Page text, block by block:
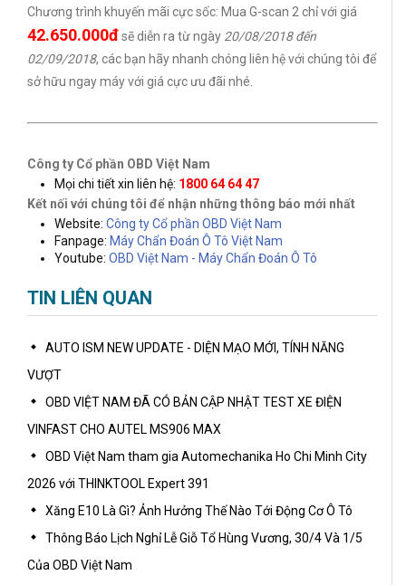
Chương trình khuyến mãi cực sốc: Mua G-scan 2 chỉ với giá
42.650.000đsẽ diễn ra từ ngày 20/08/2018 đến
02/09/2018, các bạn hãy nhanh chóng liên hệ với chúng tôi để
sở hữu ngay máy với giá cực ưu đãi nhé.
Công ty Cổ phần OBD Việt Nam
Mọi chi tiết xin liên hệ: 1800 64 64 47
Kết nối với chúng tôi để nhận những thông báo mới nhất
Website: Công ty Cổ phần OBD Việt Nam
Fanpage: Máy Chẩn Đoán Ô Tô Việt Nam
Youtube: OBD Việt Nam - Máy Chẩn Đoán Ô Tô
TIN LIÊN QUAN
AUTO ISM NEW UPDATE - DIỆN MẠO MỚI, TÍNH NĂNG
VƯỢT
OBD VIỆT NAM ĐÃ CÓ BẢN CẬP NHẬT TEST XE ĐIỆN
VINFAST CHO AUTEL MS906 MAX
OBD Việt Nam tham gia Automechanika Ho Chi Minh City
2026 với THINKTOOL Expert 391
Xăng E10 Là Gì? Ảnh Hưởng Thế Nào Tới Động Cơ Ô Tô
Thông Báo Lịch Nghỉ Lễ Giỗ Tổ Hùng Vương, 30/4 Và 1/5
Của OBD Việt Nam